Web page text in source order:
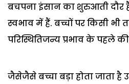
बचपना इंसान का शुरुआती
स्वभाव में हैं. बच्चों पर किसी भी
परिस्थितिजन्य प्रभाव के पहले
जैसेजैसे बच्चा बड़ा होता जाता